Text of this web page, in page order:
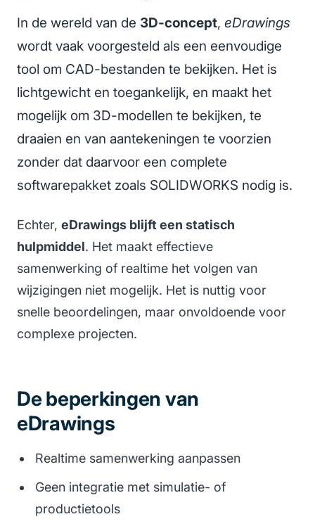
In de wereld van de 3D-concept, eDrawings
wordt vaak voorgesteld als een eenvoudige
tool om CAD-bestanden te bekijken. Het is
lichtgewicht en toegankelijk, en maakt het
mogelijk om 3D-modellen te bekijken, te
draaien en van aantekeningen te voorzien
zonder dat daarvoor een complete
softwarepakket zoals SOLIDWORKS nodig is.
Echter, eDrawings blijft een statisch
hulpmiddel. Het maakt effectieve
samenwerking of realtime het volgen van
wijzigingen niet mogelijk. Het is nuttig voor
snelle beoordelingen, maar onvoldoende voor
complexe projecten.
De beperkingen van
eDrawings
Realtime samenwerking aanpassen
Geen integratie met simulatie- of
productietools